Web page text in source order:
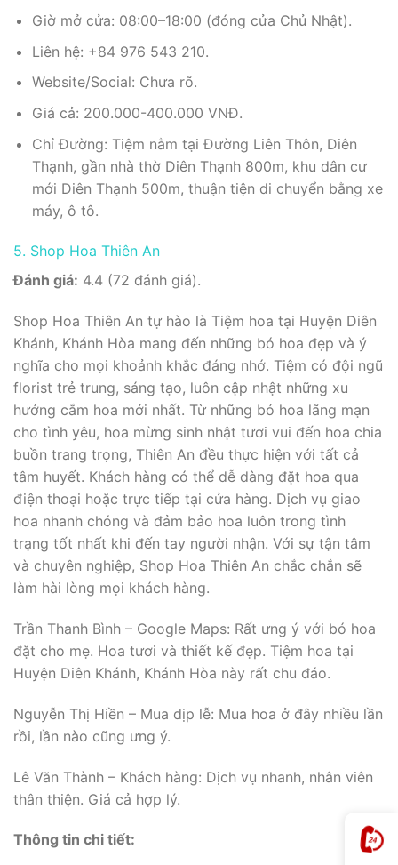
Giờ mở cửa: 08:00–18:00 (đóng cửa Chủ Nhật).
Liên hệ: +84 976 543 210.
Website/Social: Chưa rõ.
Giá cả: 200.000-400.000 VNĐ.
Chỉ Đường: Tiệm nằm tại Đường Liên Thôn, Diên
Thạnh, gần nhà thờ Diên Thạnh 800m, khu dân cư
mới Diên Thạnh 500m, thuận tiện di chuyển bằng xe
máy, ô tô.
5. Shop Hoa Thiên An
Đánh giá: 4.4 (72 đánh giá).
Shop Hoa Thiên An tự hào là Tiệm hoa tại Huyện Diên
Khánh, Khánh Hòa mang đến những bó hoa đẹp và ý
nghĩa cho mọi khoảnh khắc đáng nhớ. Tiệm có đội ngũ
florist trẻ trung, sáng tạo, luôn cập nhật những xu
hướng cắm hoa mới nhất. Từ những bó hoa lãng mạn
cho tình yêu, hoa mừng sinh nhật tươi vui đến hoa chia
buồn trang trọng, Thiên An đều thực hiện với tất cả
tâm huyết. Khách hàng có thể dễ dàng đặt hoa qua
điện thoại hoặc trực tiếp tại cửa hàng. Dịch vụ giao
hoa nhanh chóng và đảm bảo hoa luôn trong tình
trạng tốt nhất khi đến tay người nhận. Với sự tận tâm
và chuyên nghiệp, Shop Hoa Thiên An chắc chắn sẽ
làm hài lòng mọi khách hàng.
Trần Thanh Bình – Google Maps: Rất ưng ý với bó hoa
đặt cho mẹ. Hoa tươi và thiết kế đẹp. Tiệm hoa tại
Huyện Diên Khánh, Khánh Hòa này rất chu đáo.
Nguyễn Thị Hiền – Mua dịp lễ: Mua hoa ở đây nhiều lần
rồi, lần nào cũng ưng ý.
Lê Văn Thành – Khách hàng: Dịch vụ nhanh, nhân viên
thân thiện. Giá cả hợp lý.
Thông tin chi tiết: